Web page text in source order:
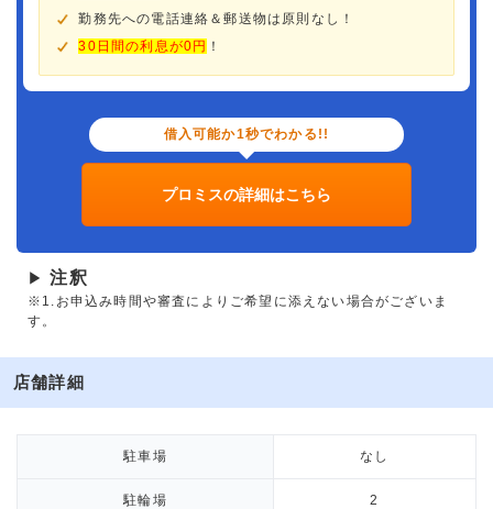
勤務先への電話連絡＆郵送物は原則なし！
30日間の利息が0円 ！
借入可能か1秒でわかる!!
プロミスの詳細はこちら
▶ 注釈
※1.お申込み時間や審査によりご希望に添えない場合がございま
す。
店舗詳細
駐車場 なし
駐輪場 2